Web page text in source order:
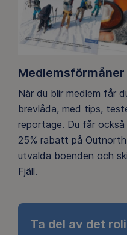
Medlemsförmåner
När du blir medlem får
brevlåda, med tips,
reportage. Du får
25% rabatt på
utvalda boenden och
Fjäll.
Ta del av det